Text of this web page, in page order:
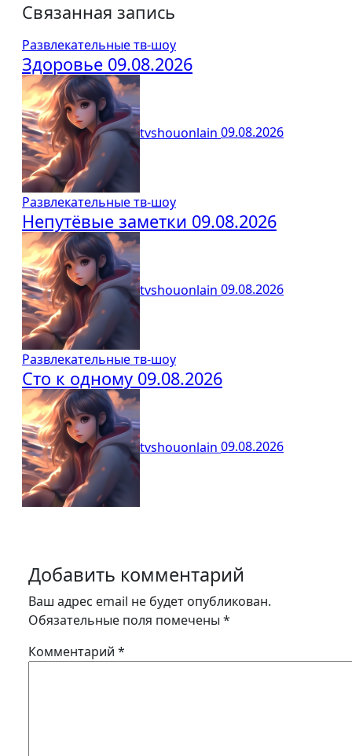
Связанная запись
Развлекательные тв-шоу
Здоровье 09.08.2026
tvshouonlain 09.08.2026
Развлекательные тв-шоу
Непутёвые заметки 09.08.2026
tvshouonlain 09.08.2026
Развлекательные тв-шоу
Сто к одному 09.08.2026
tvshouonlain 09.08.2026
Добавить комментарий
Ваш адрес email не будет опубликован.
Обязательные поля помечены *
Комментарий *